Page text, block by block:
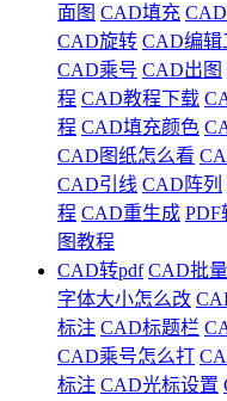
面图 CAD填充
CAD旋转 CAD编辑
CAD乘号 CAD出图
程 CAD教程下载
程 CAD填充颜色
CAD图纸怎么看
CAD引线 CAD阵列
程 CAD重生成 PDF
图教程
CAD转pdf CAD批
字体大小怎么改
标注 CAD标题栏
CAD乘号怎么打
标注 CAD光标设置